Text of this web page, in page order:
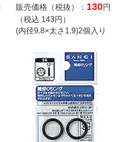
販売価格（税抜）： 130円
（税込 143円）
(内径9.8×太さ1.9)2個入り